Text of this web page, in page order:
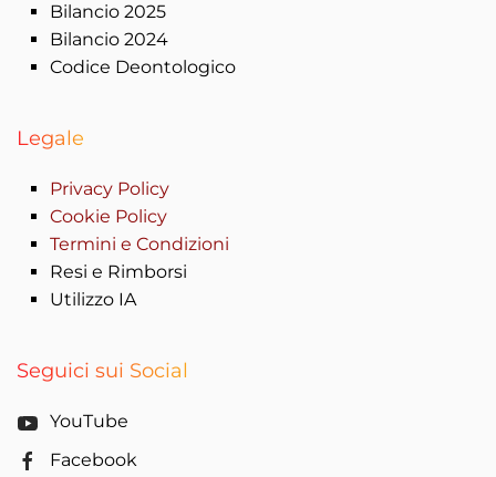
Bilancio 2025
Bilancio 2024
Codice Deontologico
Legale
Privacy Policy
Cookie Policy
Termini e Condizioni
Resi e Rimborsi
Utilizzo IA
Seguici sui Social
YouTube
Facebook